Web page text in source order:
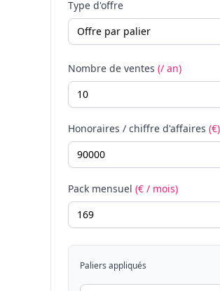
Type d'offre
Nombre de ventes (/ an)
Honoraires / chiffre d'affaires (€)
Pack mensuel (€ / mois)
Paliers appliqués